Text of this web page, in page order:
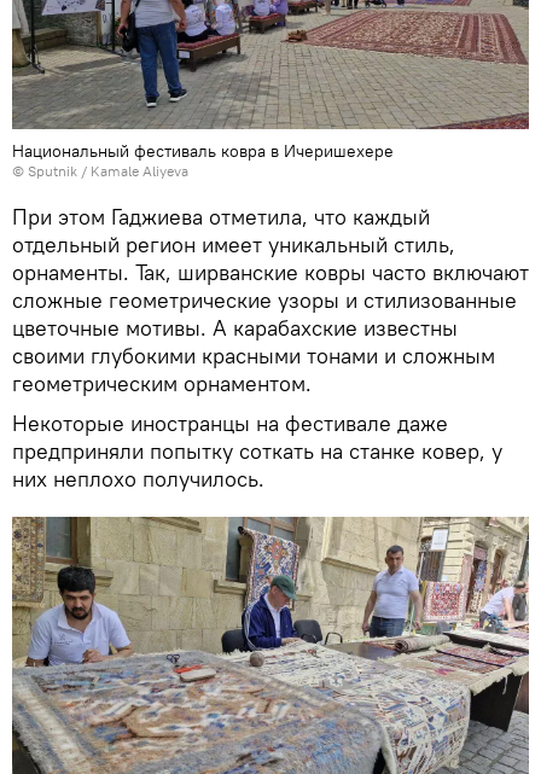
Национальный фестиваль ковра в Ичеришехере
© Sputnik / Kamale Aliyeva
При этом Гаджиева отметила, что каждый
отдельный регион имеет уникальный стиль,
орнаменты. Так, ширванские ковры часто включают
сложные геометрические узоры и стилизованные
цветочные мотивы. А карабахские известны
своими глубокими красными тонами и сложным
геометрическим орнаментом.
Некоторые иностранцы на фестивале даже
предприняли попытку соткать на станке ковер, у
них неплохо получилось.